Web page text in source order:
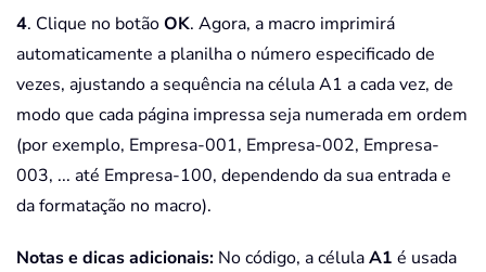
4. Clique no botãoOK. Agora, a macro imprimirá
automaticamente a planilha o número especificado de
vezes, ajustando a sequência na célula A1 a cada vez, de
modo que cada página impressa seja numerada em ordem
(por exemplo, Empresa-001, Empresa-002, Empresa-
003, ... até Empresa-100, dependendo da sua entrada e
da formatação no macro).
Notas e dicas adicionais: No código, a célulaA1 é usada